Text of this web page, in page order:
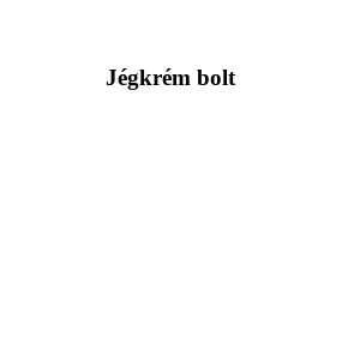
Jégkrém bolt